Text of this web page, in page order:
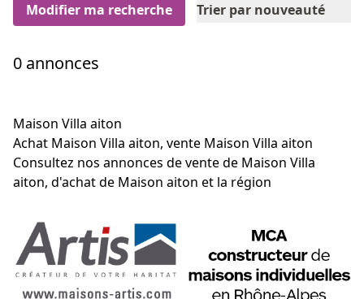
Modifier ma recherche Trier par nouveauté
0 annonces
Maison Villa aiton
Achat Maison Villa aiton, vente Maison Villa aiton
Consultez nos annonces de vente de Maison Villa
aiton, d'achat de Maison aiton et la région